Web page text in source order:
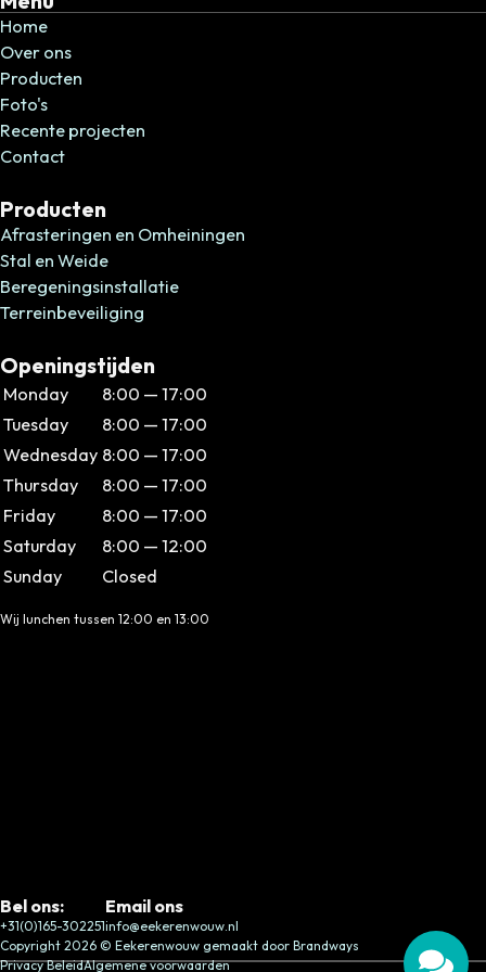
Home
Over ons
Producten
Foto's
Recente projecten
Contact
Producten
Afrasteringen en Omheiningen
Stal en Weide
Beregeningsinstallatie
Terreinbeveiliging
Openingstijden
Monday
8:00 — 17:00
Tuesday
8:00 — 17:00
Wednesday 8:00 — 17:00
Thursday
8:00 — 17:00
Friday
8:00 — 17:00
Saturday
8:00 — 12:00
Sunday
Closed
Wij lunchen tussen 12:00 en 13:00
Bel ons:
+31(0)165-302251
Email ons
info@eekerenwouw.nl
Copyright 2026 © Eekerenwouw gemaakt door Brandways
Privacy BeleidAlgemene voorwaarden